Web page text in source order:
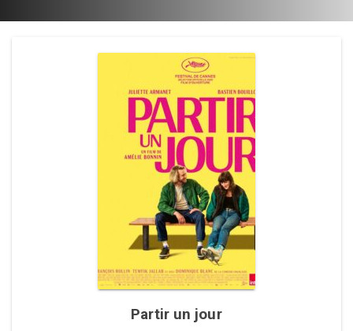
Partir un jour